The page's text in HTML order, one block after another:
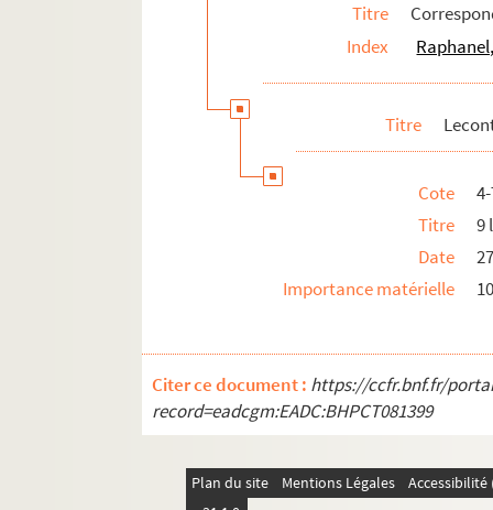
Lion, Jeanne (1877-1969)
Livet, Guillaume (1856-1919)
Livet, Philippe (18..-19.. ; journaliste)
Lix, Germaine (1893-1986)
Lobstein, Désirée (1868-19.)
Lorde, André de (1869-1942)
Louvigny, Jacques (1884-1951)
Lucas, Wilfrid (1882-1976)
Lugné-Poë (1869-1940)
Luguet, René (1813-1904)
Lurville, Armand (1875-1955)
Malacan, Camille (18..-19.)
Titre
Index
Titre
Cote
Titre
9
Date
Importance matérielle
Citer ce document : https://ccfr.bnf.fr/
record=eadcgm:EADC:BHPCT081399
Plan du site Mentions Légales